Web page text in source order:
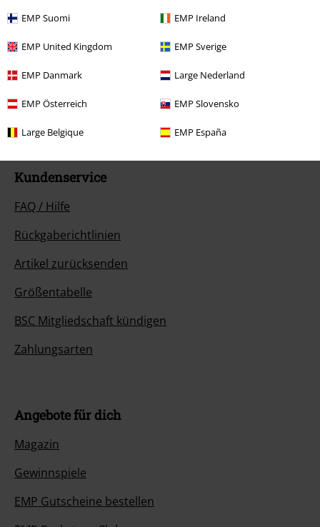
EMP Suomi EMP Ireland
EMP United Kingdom EMP Sverige
EMP Danmark Large Nederland
EMP Österreich EMP Slovensko
Large Belgique EMP España
Unser Kundenservice ist für dich da
Ja, unser Kundenservice ist heute wieder erreichbar von 09:00 Uhr bis
14:00 Uhr.
Chat starten
Kundenservice
FAQ / Hilfe
Rückgaberichtlinien
Artikel zurücksenden
Größentabelle
BSC Mitgliedschaft kündigen
Zahlungsarten
Angebote für dich
Magazin
Gewinnspiele
EMP Gutscheine bestellen